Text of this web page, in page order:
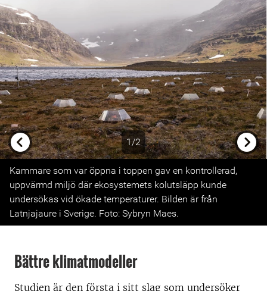
1/2
Kammare som var öppna i toppen gav en kontrollerad,
uppvärmd miljö där ekosystemets kolutsläpp kunde
undersökas vid ökade temperaturer. Bilden är från
Latnjajaure i Sverige. Foto: Sybryn Maes.
Bättre klimatmodeller
Studien är den första i sitt slag som undersöker